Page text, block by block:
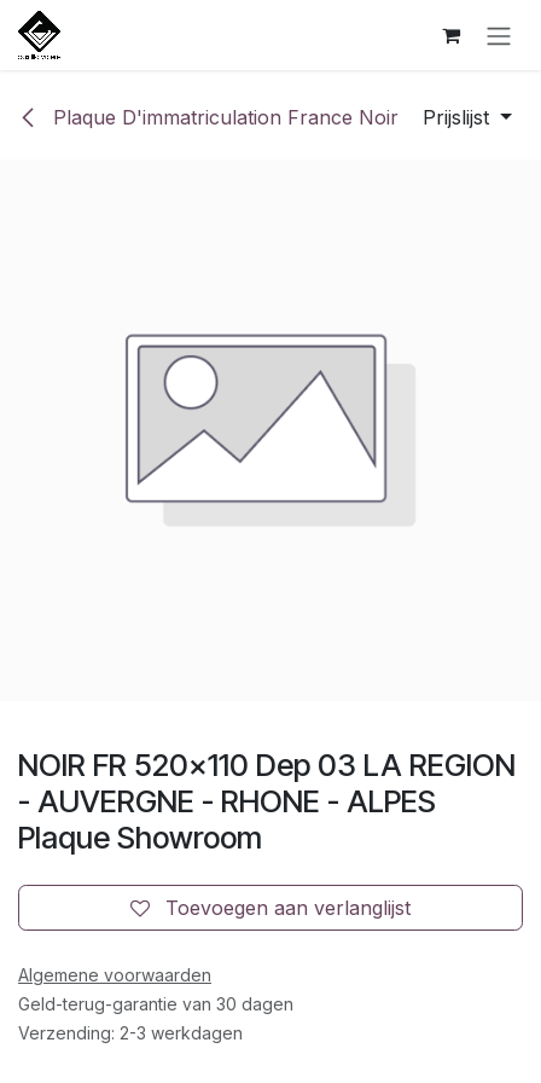
Overslaan naar inhoud
Plaque D'immatriculation France Noir Prijslijst
NOIR FR 520x110 Dep 03 LA REGION
- AUVERGNE - RHONE - ALPES
Plaque Showroom
Toevoegen aan verlanglijst
Algemene voorwaarden
Geld-terug-garantie van 30 dagen
Verzending: 2-3 werkdagen